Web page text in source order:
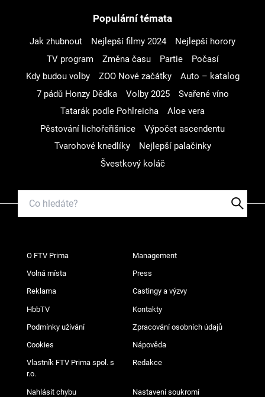
Populární témata
Jak zhubnout Nejlepší filmy 2024
Nejlepší horory
TV program
Změna času Partie
Počasí
Kdy budou volby
ZOO Nové začátky
Auto – katalog
7 pádů Honzy Dědka
Volby 2025
Svařené víno
Tatarák podle Pohlreicha
Aloe vera
Pěstování lichořeřišnice
Výpočet ascendentu
Tvarohové knedlíky
Nejlepší palačinky
Švestkový koláč
O FTV Prima Management
Volná místa Press
Reklama Castingy a výzvy
HbbTV Kontakty
Podmínky užívání Zpracování osobních údajů
Cookies Nápověda
Vlastník FTV Prima spol. s
r.o.
Redakce
Nahlásit chybu Nastavení soukromí